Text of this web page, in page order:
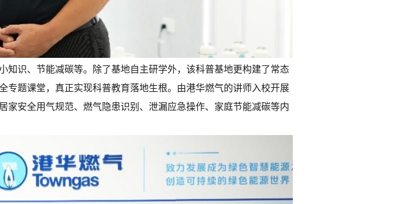
知识、节能减碳等。除了基地自主研学外，该科普基地更构建了常态
专题课堂，真正实现科普教育落地生根。由港华燃气的讲师入校开展
安全用气规范、燃气隐患识别、泄漏应急操作、家庭节能减碳等内